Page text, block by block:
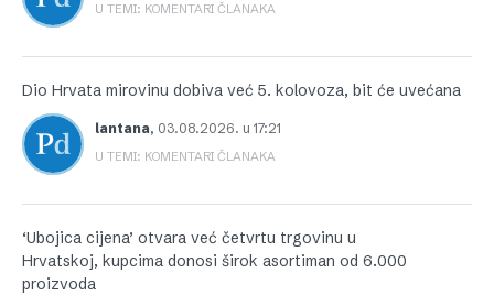
U TEMI: KOMENTARI ČLANAKA
Dio Hrvata mirovinu dobiva već 5. kolovoza, bit će uvećana
lantana, 03.08.2026. u 17:21
U TEMI: KOMENTARI ČLANAKA
‘Ubojica cijena’ otvara već četvrtu trgovinu u
Hrvatskoj, kupcima donosi širok asortiman od 6.000
proizvoda